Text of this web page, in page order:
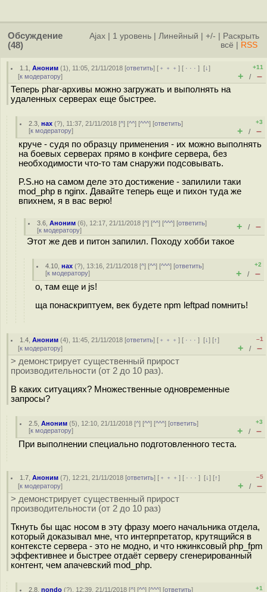
Обсуждение
(48)
Ajax 1 уровень Линейный +/-
Раскрыть
всё
RSS
1.1 ,Аноним (1), 11:05, 21/11/2018 [ответить] [ ﹢﹢﹢] [ · · ·][↓]
[к модератору]
+11
+ / –
Теперь phar-архивы можно загружать и выполнять на
удаленных серверах еще быстрее.
2.3 ,нах (?), 11:37, 21/11/2018 [^] [^^] [^^^] [ответить]
[к модератору]
+3
+ / –
круче - судя по образцу применения - их можно выполнять
на боевых серверах прямо в конфиге сервера, без
необходимости что-то там снаружи подсовывать.
P.S.но на самом деле это достижение - запилили таки
mod_php в nginx. Давайте теперь еще и пихон туда же
впихнем, я в вас верю!
3.6 ,Аноним (6), 12:17, 21/11/2018 [^] [^^] [^^^] [ответить]
[к модератору] + / –
Этот же дев и питон запилил. Походу хобби такое
4.10 ,нах (?), 13:16, 21/11/2018 [^] [^^] [^^^] [ответить]
[к модератору]
+2
+ / –
о, там еще и js!
ща понаскриптуем, век будете npm leftpad помнить!
1.4 ,Аноним (4), 11:45, 21/11/2018 [ответить] [ ﹢﹢﹢] [ · · ·][↓] [↑]
[к модератору]
–1
+ / –
> демонстрирует существенный прирост
производительности (от 2 до 10 раз).
В каких ситуациях? Множественные одновременные
запросы?
2.5 ,Аноним (5), 12:10, 21/11/2018 [^] [^^] [^^^] [ответить]
[к модератору]
+3
+ / –
При выполнении специально подготовленного теста.
1.7 ,Аноним (7), 12:21, 21/11/2018 [ответить] [ ﹢﹢﹢] [ · · ·][↓] [↑]
[к модератору]
–5
+ / –
> демонстрирует существенный прирост
производительности (от 2 до 10 раз)
Ткнуть бы щас носом в эту фразу моего начальника отдела,
который доказывал мне, что интерпретатор, крутящийся в
контексте сервера - это не модно, и что нжинксовый php_fpm
эффективнее и быстрее отдаёт серверу сгенерированный
контент, чем апачевский mod_php.
2.8 ,nondo (?), 12:39, 21/11/2018 [^] [^^] [^^^] [ответить] +1